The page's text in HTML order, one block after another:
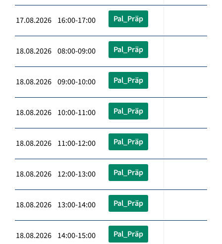
17.08.2026 16:00-17:00 Pal_Präp
18.08.2026 08:00-09:00 Pal_Präp
18.08.2026 09:00-10:00 Pal_Präp
18.08.2026 10:00-11:00 Pal_Präp
18.08.2026 11:00-12:00 Pal_Präp
18.08.2026 12:00-13:00 Pal_Präp
18.08.2026 13:00-14:00 Pal_Präp
18.08.2026 14:00-15:00 Pal_Präp